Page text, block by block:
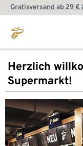
Gratisversand ab 29 €
Herzlich
Supermarkt!